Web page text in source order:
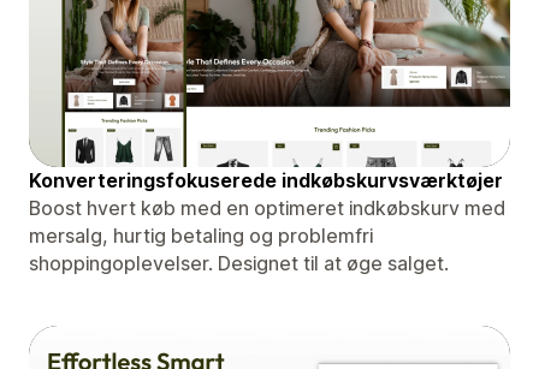
Konverteringsfokuserede indkøbskurvsværktøjer
Boost hvert køb med en optimeret indkøbskurv med
mersalg, hurtig betaling og problemfri
shoppingoplevelser. Designet til at øge salget.